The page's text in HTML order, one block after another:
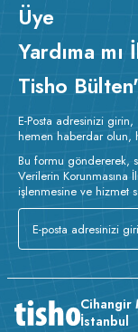
Üye
Yardıma mı
Tisho
E-Posta adresinizi girin,
hemen haberdar olun,
Bu formu göndererek,
Verilerin Korunmasına
işlenmesine ve hizmet
Cihangir
İstanbul